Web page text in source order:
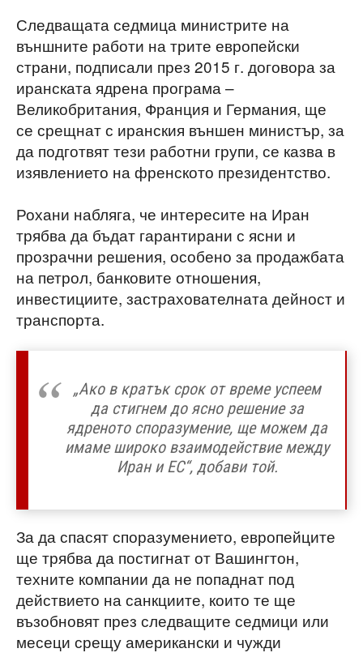
Следващата седмица министрите на
външните работи на трите европейски
страни, подписали през 2015 г. договора за
иранската ядрена програма –
Великобритания, Франция и Германия, ще
се срещнат с иранския външен министър, за
да подготвят тези работни групи, се казва в
изявлението на френското президентство.
Рохани набляга, че интересите на Иран
трябва да бъдат гарантирани с ясни и
прозрачни решения, особено за продажбата
на петрол, банковите отношения,
инвестициите, застрахователната дейност и
транспорта.
„Ако в кратък срок от време успеем
да стигнем до ясно решение за
ядреното споразумение, ще можем да
имаме широко взаимодействие между
Иран и ЕС“, добави той.
За да спасят споразумението, европейците
ще трябва да постигнат от Вашингтон,
техните компании да не попаднат под
действието на санкциите, които те ще
възобновят през следващите седмици или
месеци срещу американски и чужди